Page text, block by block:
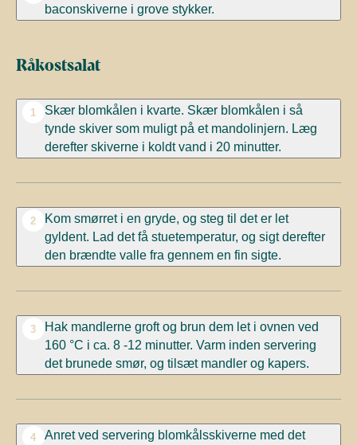
baconskiverne i grove stykker.
Råkostsalat
1
Skær blomkålen i kvarte. Skær blomkålen i så
tynde skiver som muligt på et mandolinjern. Læg
derefter skiverne i koldt vand i 20 minutter.
2
Kom smørret i en gryde, og steg til det er let
gyldent. Lad det få stuetemperatur, og sigt derefter
den brændte valle fra gennem en fin sigte.
3
Hak mandlerne groft og brun dem let i ovnen ved
160 °C i ca. 8 -12 minutter. Varm inden servering
det brunede smør, og tilsæt mandler og kapers.
4
Anret ved servering blomkålsskiverne med det